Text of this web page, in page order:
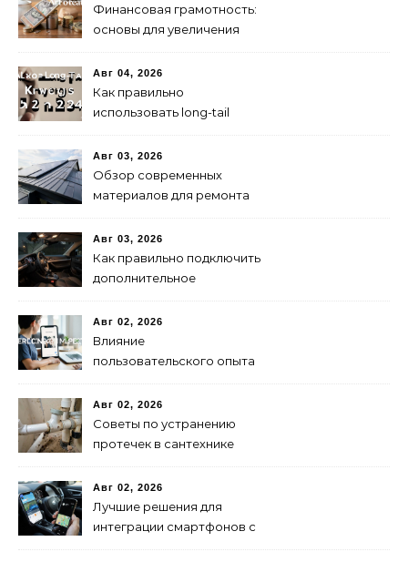
Финансовая грамотность:
основы для увеличения
Авг 04, 2026
Как правильно
использовать long-tail
году для продвижения
сайта
Авг 03, 2026
Обзор современных
материалов для ремонта
Авг 03, 2026
Как правильно подключить
дополнительное
пошаговая инструкция
Авг 02, 2026
Влияние
пользовательского опыта
исследования
Авг 02, 2026
Советы по устранению
протечек в сантехнике
Авг 02, 2026
Лучшие решения для
интеграции смартфонов с